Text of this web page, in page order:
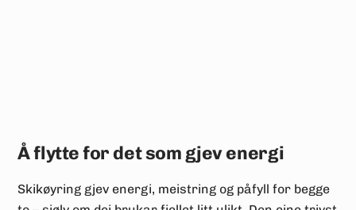
Å flytte for det som gjev energi
Skikøyring gjev energi, meistring og påfyll for begge